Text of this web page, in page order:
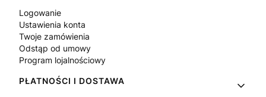
Logowanie
Ustawienia konta
Twoje zamówienia
Odstąp od umowy
Program lojalnościowy
PŁATNOŚCI I DOSTAWA